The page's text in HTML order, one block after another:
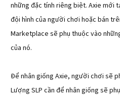
những đặc tính riêng biệt. Axie mới
đội hình của người chơi hoặc bán
Marketplace sẽ phụ thuộc vào
của nó.
Để nhân giống Axie, người chơi sẽ
Lượng SLP cần để nhân giống sẽ